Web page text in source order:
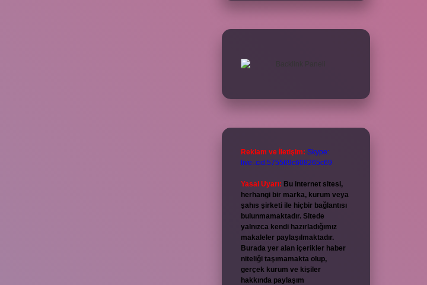
Reklam ve İletişim: Skype:
live:.cid.575569c608265c69
Yasal Uyarı: Bu internet sitesi,
herhangi bir marka, kurum veya
şahıs şirketi ile hiçbir bağlantısı
bulunmamaktadır. Sitede
yalnızca kendi hazırladığımız
makaleler paylaşılmaktadır.
Burada yer alan içerikler haber
niteliği taşımamakta olup,
gerçek kurum ve kişiler
hakkında paylaşım